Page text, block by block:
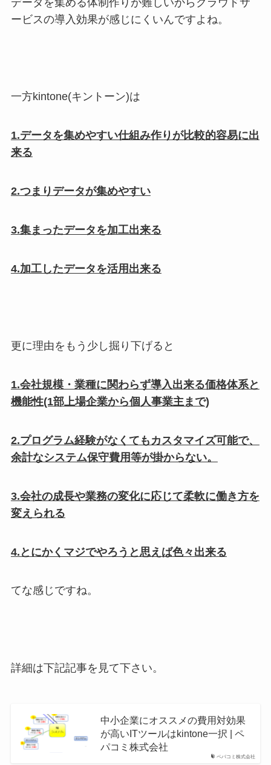
ービスの導入効果が感じにくいんですよね。
一方kintone(キントーン)は
1.データを集めやすい仕組み作りが比較的容易に出
来る
2.つまりデータが集めやすい
3.集まったデータを加工出来る
4.加工したデータを活用出来る
更に理由をもう少し掘り下げると
1.会社規模・業種に関わらず導入出来る価格体系と
機能性(1部上場企業から個人事業主まで)
2.プログラム経験がなくてもカスタマイズ可能で、
余計なシステム保守費用等が掛からない。
3.会社の成長や業務の変化に応じて柔軟に働き方を
変えられる
4.とにかくマジでやろうと思えば色々出来る
てな感じですね。
詳細は下記記事を見て下さい。
ペパコミ株式会社
中小企業にオススメの費用対効果
が高いITツールはkintone一択 | ペ
パコミ株式会社